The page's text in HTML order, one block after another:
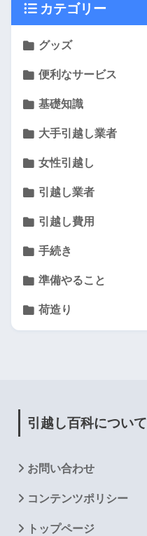
カテゴリー
グッズ
便利なサービス
基礎知識
大手引越し業者
女性引越し
引越し業者
引越し費用
手続き
準備やること
荷造り
引越し百科について
お問い合わせ
コンテンツポリシー
トップページ